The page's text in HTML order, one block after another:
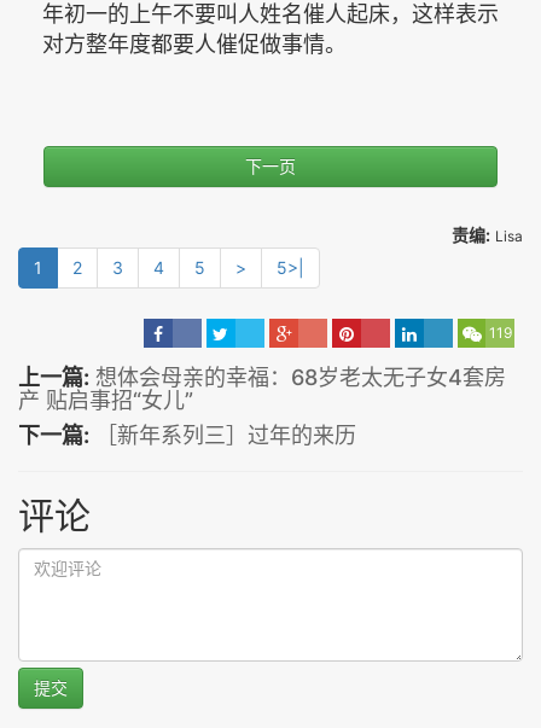
年初一的上午不要叫人姓名催人起床，这样表示
对方整年度都要人催促做事情。
下一页
1 2 3 4 5 > 5>|
责编: Lisa
119
上一篇: 想体会母亲的幸福：68岁老太无子女4套房
产 贴启事招“女儿”
下一篇:
［新年系列三］过年的来历
评论
提交